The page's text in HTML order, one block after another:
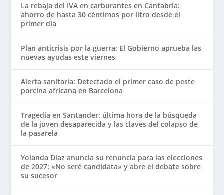
La rebaja del IVA en carburantes en Cantabria:
ahorro de hasta 30 céntimos por litro desde el
primer día
Plan anticrisis por la guerra: El Gobierno aprueba las
nuevas ayudas este viernes
Alerta sanitaria: Detectado el primer caso de peste
porcina africana en Barcelona
Tragedia en Santander: última hora de la búsqueda
de la joven desaparecida y las claves del colapso de
la pasarela
Yolanda Díaz anuncia su renuncia para las elecciones
de 2027: «No seré candidata» y abre el debate sobre
su sucesor